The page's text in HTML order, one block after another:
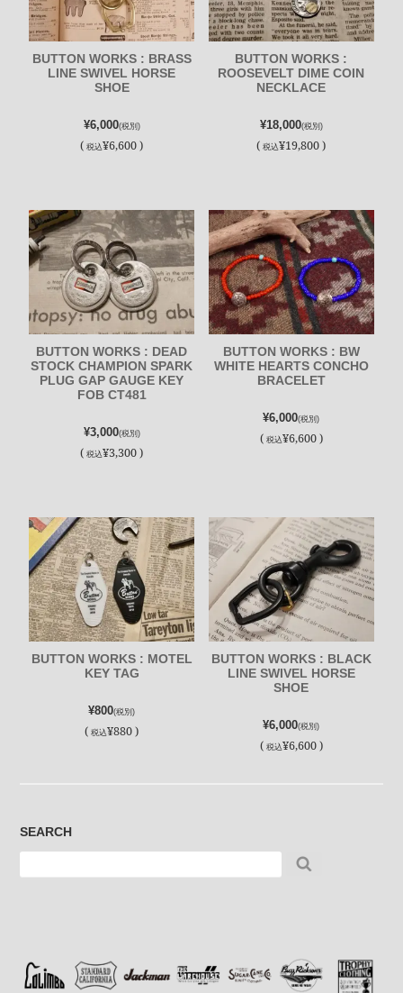
BUTTON WORKS : BRASS
LINE SWIVEL HORSE
SHOE
¥6,000(税別)
(税込¥6,600 )
BUTTON WORKS :
ROOSEVELT DIME COIN
NECKLACE
¥18,000(税別)
(税込¥19,800 )
BUTTON WORKS : DEAD
STOCK CHAMPION SPARK
PLUG GAP GAUGE KEY
FOB CT481
¥3,000(税別)
(税込¥3,300 )
BUTTON WORKS : BW
WHITE HEARTS CONCHO
BRACELET
¥6,000(税別)
( 税込¥6,600 )
BUTTON WORKS : MOTEL
KEY TAG
¥800(税別)
(税込¥880 )
BUTTON WORKS : BLACK
LINE SWIVEL HORSE
SHOE
¥6,000(税別)
( 税込¥6,600 )
SEARCH